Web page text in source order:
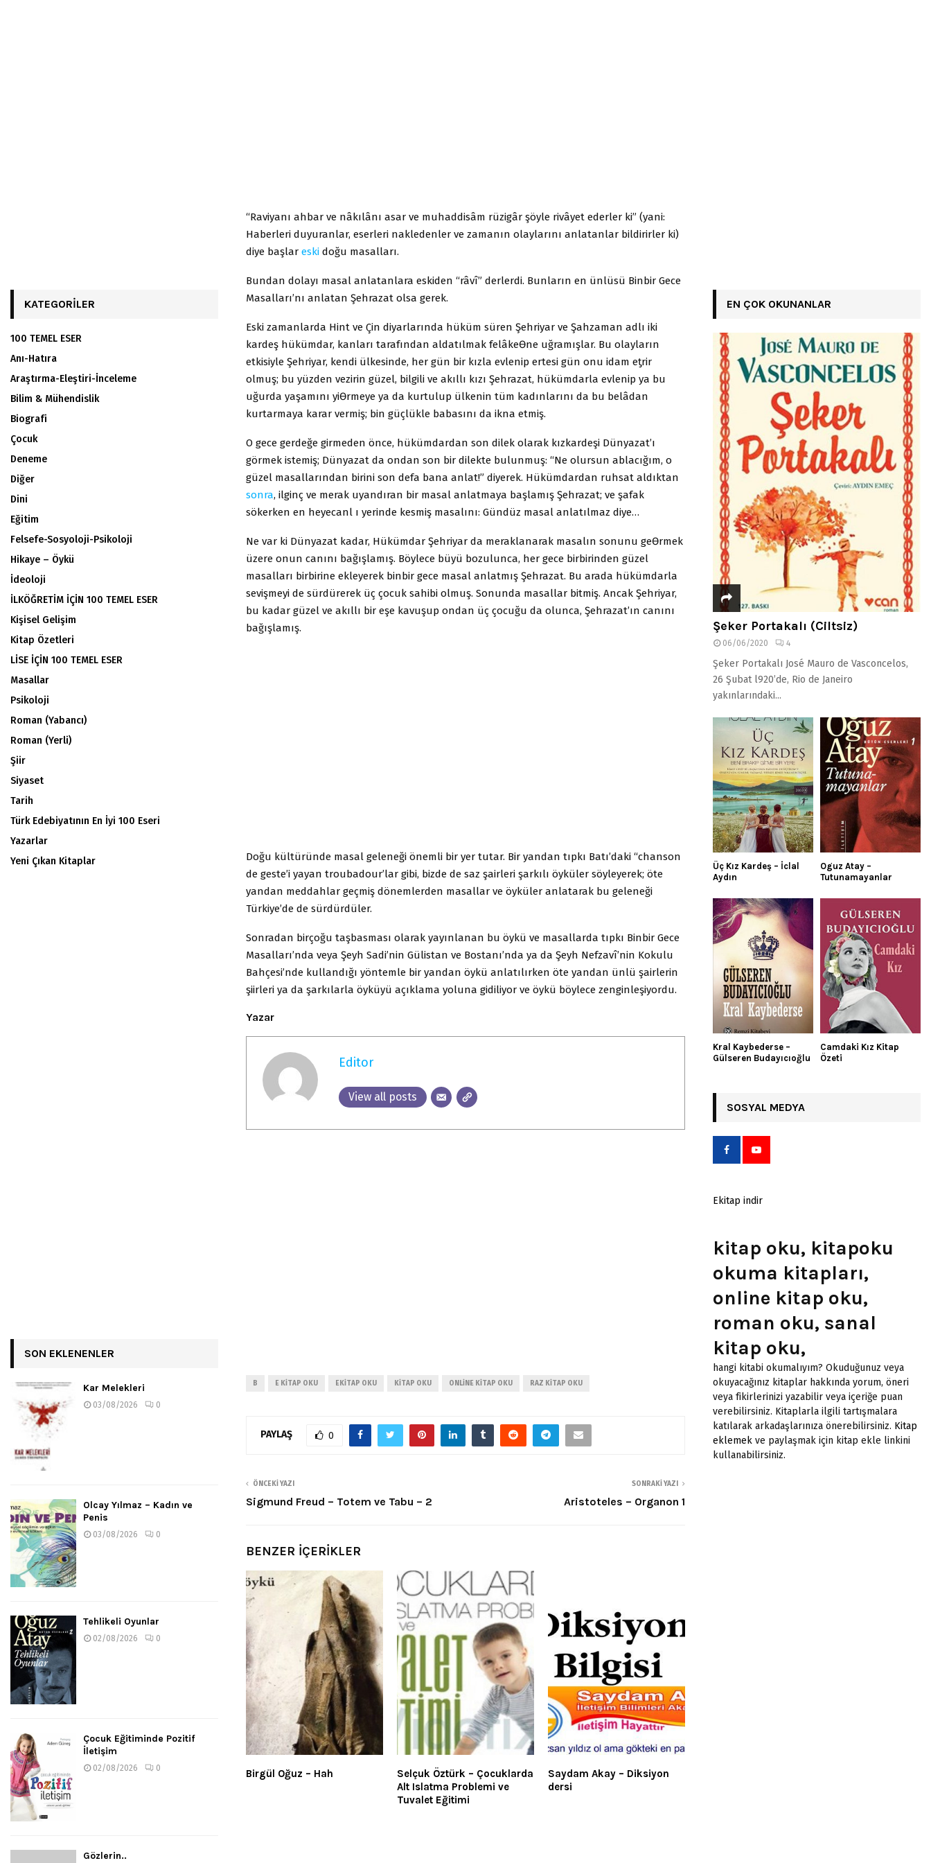
“Raviyanı ahbar ve nâkılânı asar ve muhaddisâm rüzigâr şöyle rivâyet ederler ki” (yani:
Haberleri duyuranlar, eserleri nakledenler ve zamanın olaylarını anlatanlar bildirirler ki)
diye başlar eski doğu masalları.
Bundan dolayı masal anlatanlara eskiden “râvî” derlerdi. Bunların en ünlüsü Binbir Gece
Masalları’nı anlatan Şehrazat olsa gerek.
Eski zamanlarda Hint ve Çin diyarlarında hüküm süren Şehriyar ve Şahzaman adlı iki
kardeş hükümdar, kanları tarafından aldatılmak felâkeƟne uğramışlar. Bu olayların
etkisiyle Şehriyar, kendi ülkesinde, her gün bir kızla evlenip ertesi gün onu idam eƫrir
olmuş; bu yüzden vezirin güzel, bilgili ve akıllı kızı Şehrazat, hükümdarla evlenip ya bu
uğurda yaşamını yiƟrmeye ya da kurtulup ülkenin tüm kadınlarını da bu belâdan
kurtarmaya karar vermiş; bin güçlükle babasını da ikna etmiş.
O gece gerdeğe girmeden önce, hükümdardan son dilek olarak kızkardeşi Dünyazat’ı
görmek istemiş; Dünyazat da ondan son bir dilekte bulunmuş: “Ne olursun ablacığım, o
güzel masallarından birini son defa bana anlat!” diyerek. Hükümdardan ruhsat aldıktan
sonra, ilginç ve merak uyandıran bir masal anlatmaya başlamış Şehrazat; ve şafak
sökerken en heyecanl ı yerinde kesmiş masalını: Gündüz masal anlatılmaz diye…
Ne var ki Dünyazat kadar, Hükümdar Şehriyar da meraklanarak masalın sonunu geƟrmek
üzere onun canını bağışlamış. Böylece büyü bozulunca, her gece birbirinden güzel
masalları birbirine ekleyerek binbir gece masal anlatmış Şehrazat. Bu arada hükümdarla
sevişmeyi de sürdürerek üç çocuk sahibi olmuş. Sonunda masallar bitmiş. Ancak Şehriyar,
bu kadar güzel ve akıllı bir eşe kavuşup ondan üç çocuğu da olunca, Şehrazat’ın canını
bağışlamış.
Doğu kültüründe masal geleneği önemli bir yer tutar. Bir yandan tıpkı Batı’daki “chanson
de geste’i yayan troubadour’lar gibi, bizde de saz şairleri şarkılı öyküler söyleyerek; öte
yandan meddahlar geçmiş dönemlerden masallar ve öyküler anlatarak bu geleneği
Türkiye’de de sürdürdüler.
Sonradan birçoğu taşbasması olarak yayınlanan bu öykü ve masallarda tıpkı Binbir Gece
Masalları’nda veya Şeyh Sadi’nin Gülistan ve Bostanı’nda ya da Şeyh Nefzavî’nin Kokulu
Bahçesi’nde kullandığı yöntemle bir yandan öykü anlatılırken öte yandan ünlü şairlerin
şiirleri ya da şarkılarla öyküyü açıklama yoluna gidiliyor ve öykü böylece zenginleşiyordu.
Yazar
Editor
View all posts
B E KITAP OKU EKITAP OKU KITAP OKU ONLINE KITAP OKU RAZ KITAP OKU
PAYLAŞ 0
ÖNCEKI YAZI
Sigmund Freud – Totem ve Tabu – 2
SONRAKI YAZI
Aristoteles – Organon 1
BENZER İÇERİKLER
Birgül Oğuz – Hah
Selçuk Öztürk – Çocuklarda
Alt Islatma Problemi ve
Tuvalet Eğitimi
Saydam Akay – Diksiyon
dersi
KATEGORILER
100 TEMEL ESER
Anı-Hatıra
Araştırma-Eleştiri-İnceleme
Bilim & Mühendislik
Biografi
Çocuk
Deneme
Diğer
Dini
Eğitim
Felsefe-Sosyoloji-Psikoloji
Hikaye – Öykü
İdeoloji
İLKÖĞRETİM İÇİN 100 TEMEL ESER
Kişisel Gelişim
Kitap Özetleri
LİSE İÇİN 100 TEMEL ESER
Masallar
Psikoloji
Roman (Yabancı)
Roman (Yerli)
Şiir
Siyaset
Tarih
Türk Edebiyatının En İyi 100 Eseri
Yazarlar
Yeni Çıkan Kitaplar
SON EKLENENLER
Kar Melekleri
03/08/2026 0
Olcay Yılmaz – Kadın ve
Penis
03/08/2026 0
Tehlikeli Oyunlar
02/08/2026 0
Çocuk Eğitiminde Pozitif
İletişim
02/08/2026 0
Gözlerin..
EN ÇOK OKUNANLAR
Şeker Portakalı (Ciltsiz)
06/06/2020 4
Şeker Portakalı José Mauro de Vasconcelos,
26 Şubat l920’de, Rio de Janeiro
yakınlarındaki...
Üç Kız Kardeş – İclal
Aydın
Oguz Atay –
Tutunamayanlar
Kral Kaybederse –
Gülseren Budayıcıoğlu
Camdaki Kız Kitap
Özeti
SOSYAL MEDYA
Ekitap indir
kitap oku, kitapoku
okuma kitapları,
online kitap oku,
roman oku, sanal
kitap oku,
hangi kitabi okumalıyım? Okuduğunuz veya
okuyacağınız kitaplar hakkında yorum, öneri
veya fikirlerinizi yazabilir veya içeriğe puan
verebilirsiniz. Kitaplarla ilgili tartışmalara
katılarak arkadaşlarınıza önerebilirsiniz. Kitap
eklemek ve paylaşmak için kitap ekle linkini
kullanabilirsiniz.